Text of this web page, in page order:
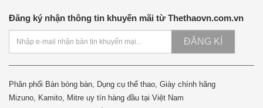
Đăng ký nhận thông tin khuyến mãi từ Thethaovn.com.vn
ĐĂNG KÍ
Phân phối Bàn bóng bàn, Dụng cụ thể thao, Giày chính hãng
Mizuno, Kamito, Mitre uy tín hàng đầu tại Việt Nam